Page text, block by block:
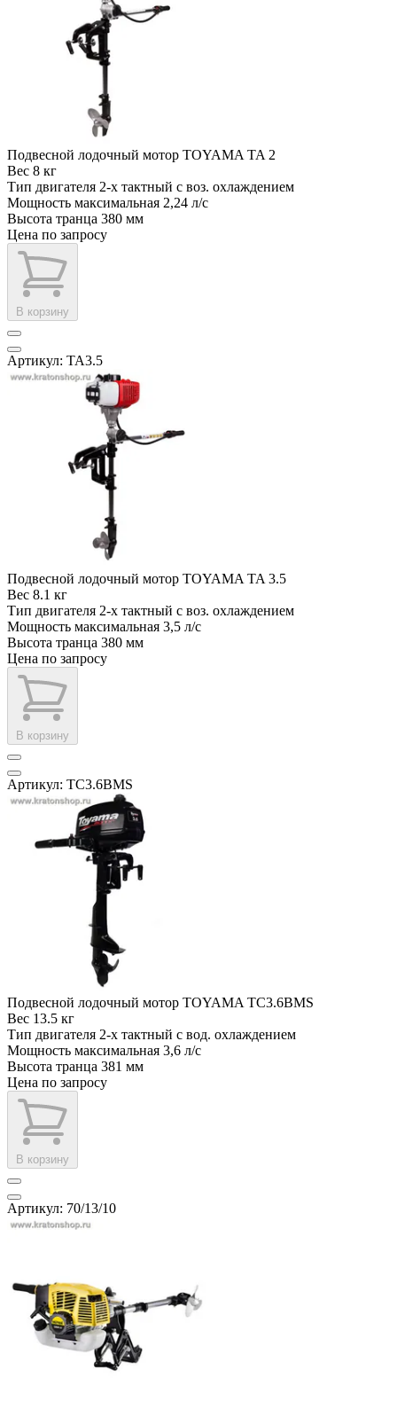
Подвесной лодочный мотор TOYAMA TA 2
Вес 8 кг
Тип двигателя 2-х тактный с воз. охлаждением
Мощность максимальная 2,24 л/с
Высота транца 380 мм
Цена по запросу
В корзину
Артикул: TA3.5
Подвесной лодочный мотор TOYAMA TA 3.5
Вес 8.1 кг
Тип двигателя 2-х тактный с воз. охлаждением
Мощность максимальная 3,5 л/с
Высота транца 380 мм
Цена по запросу
В корзину
Артикул: TC3.6BMS
Подвесной лодочный мотор TOYAMA TC3.6BMS
Вес 13.5 кг
Тип двигателя 2-х тактный с вод. охлаждением
Мощность максимальная 3,6 л/с
Высота транца 381 мм
Цена по запросу
В корзину
Артикул: 70/13/10